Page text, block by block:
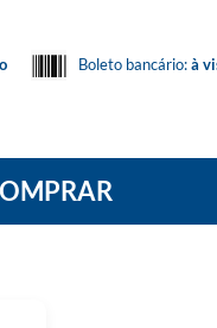
Boleto bancário:à